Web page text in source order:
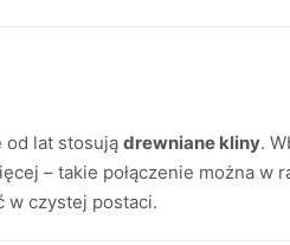
od lat stosują drewniane kliny.
– takie połączenie można w
w czystej postaci.